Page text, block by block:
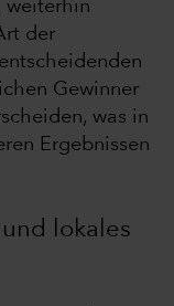
weiterhin
der
Gewinner
was in
Ergebnissen
lokales